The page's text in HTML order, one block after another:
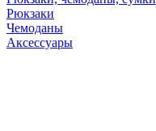
Рюкзаки
Чемоданы
Аксессуары